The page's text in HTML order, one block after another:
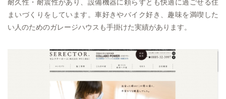
耐久性・耐震性があり、設備機器に頼らずとも快適に過ごせる住
まいづくりをしています。車好きやバイク好き、趣味を満喫した
い人のためのガレージハウスも手掛けた実績があります。